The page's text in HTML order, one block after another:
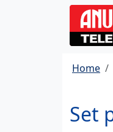
Home
Set